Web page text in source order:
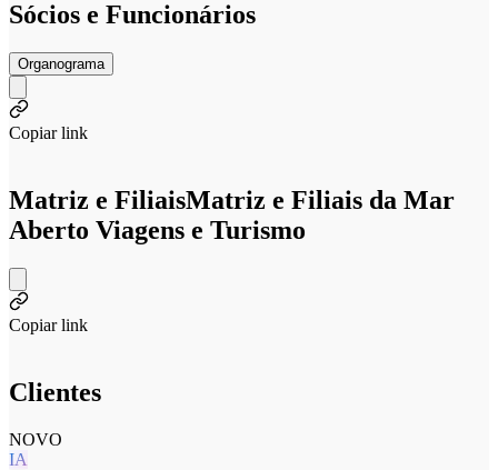
Sócios e Funcionários
Organograma
Copiar link
Matriz e FiliaisMatriz e Filiais da Mar
Aberto Viagens e Turismo
Copiar link
Clientes
NOVO
IA